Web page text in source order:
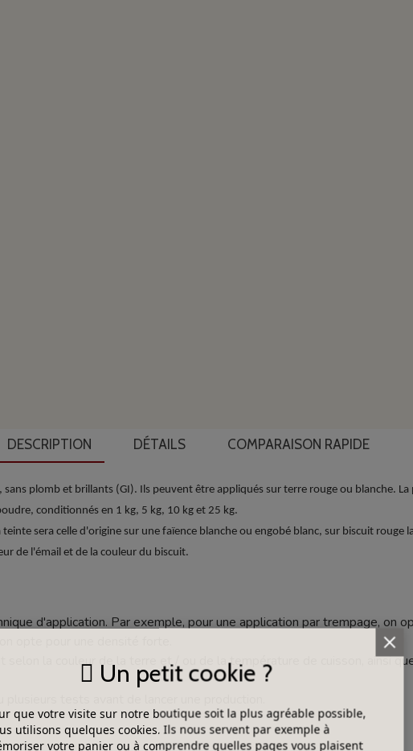
DESCRIPTION DÉTAILS COMPARAISON RAPIDE
plomb et brillants (GI). Ils peuvent être appliqués sur terre rouge ou blanche. La
conditionnés en 1 kg, 5 kg, 10 kg et 25 kg.
sera celle d'origine sur une faïence blanche ou engobé blanc, sur biscuit rouge
de l'émail et de la couleur du biscuit.
d'application. Par exemple, pour une application par trempage, on
opte pour une densité forte.
la couleur de la terre et / ou de la température de cuisson, ainsi
tests avant de lancer une production.
Un petit cookie ?
que votre visite sur notre boutique soit la plus agréable possible,
utilisons quelques cookies. Ils nous servent par exemple à
votre panier ou à comprendre quelles pages vous plaisent